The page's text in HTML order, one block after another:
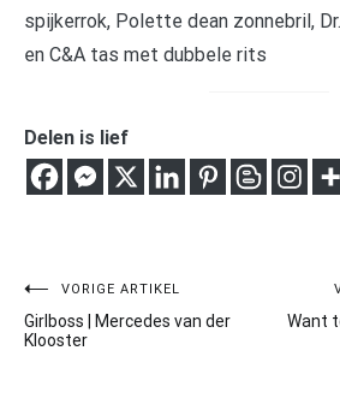
Delen is lief
Bericht
navigatie
VORIGE ARTIKEL
Girlboss | Mercedes van der
Klooster
Want